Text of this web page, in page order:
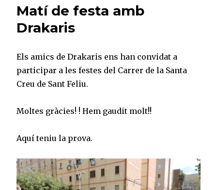
Matí de festa amb
Drakaris
Els amics de Drakaris ens han convidat a
participar a les festes del Carrer de la Santa
Creu de Sant Feliu.
Moltes gràcies! ! Hem gaudit molt!!
Aquí teniu la prova.